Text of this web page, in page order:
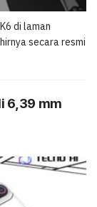
di laman
secara resmi
6,39 mm